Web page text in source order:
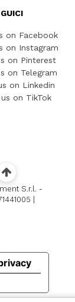
on Facebook
on Instagram
on Pinterest
on Telegram
on Linkedin
on TikTok
S.r.l. -
|